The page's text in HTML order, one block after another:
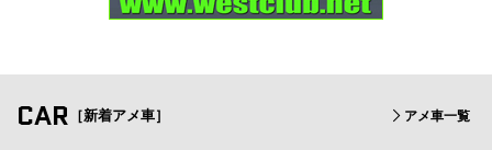
CAR ［新着アメ車］ アメ車一覧